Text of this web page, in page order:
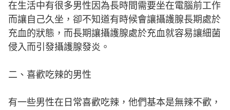
在生活中有很多男性因為長時間需要坐在電腦前工作
而讓自己久坐，卻不知道有時候會讓攝護腺長期處於
充血的狀態，而長期讓攝護腺處於充血就容易讓細菌
侵入而引發攝護腺發炎。
二、喜歡吃辣的男性
有一些男性在日常喜歡吃辣，他們基本是無辣不歡，